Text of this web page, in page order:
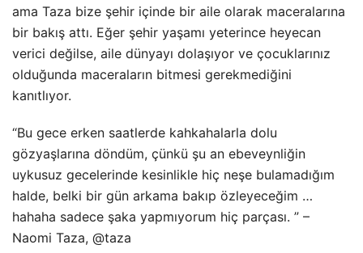
ama Taza bize şehir içinde bir aile olarak maceralarına
bir bakış attı. Eğer şehir yaşamı yeterince heyecan
verici değilse, aile dünyayı dolaşıyor ve çocuklarınız
olduğunda maceraların bitmesi gerekmediğini
kanıtlıyor.
“Bu gece erken saatlerde kahkahalarla dolu
gözyaşlarına döndüm, çünkü şu an ebeveynliğin
uykusuz gecelerinde kesinlikle hiç neşe bulamadığım
halde, belki bir gün arkama bakıp özleyeceğim …
hahaha sadece şaka yapmıyorum hiç parçası. ” –
Naomi Taza, @taza